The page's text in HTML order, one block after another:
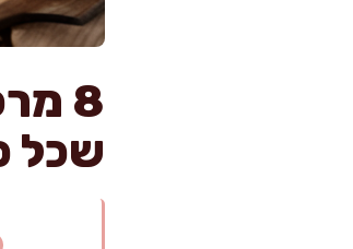
8
שכל